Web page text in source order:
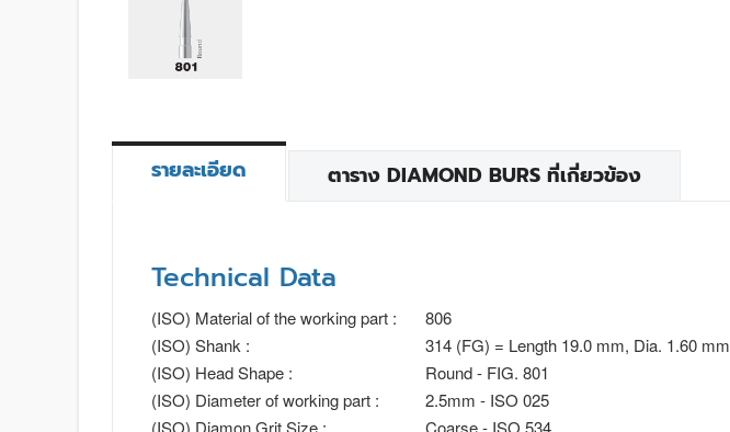
รายละเอียด ตาราง DIAMOND BURS ที่เกี่ยวข้อง
Technical Data
(ISO) Material of the working part :
806
(ISO) Shank :
314 (FG) = Length 19.0 mm, Dia. 1.60 mm
(ISO) Head Shape :
Round - FIG. 801
(ISO) Diameter of working part :
2.5mm - ISO 025
(ISO) Diamon Grit Size :
Coarse - ISO 534